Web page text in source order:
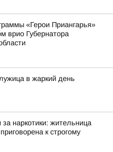
«Герои Приангарья»
врио Губернатора
в жаркий день
за наркотики: жительница
к строгому